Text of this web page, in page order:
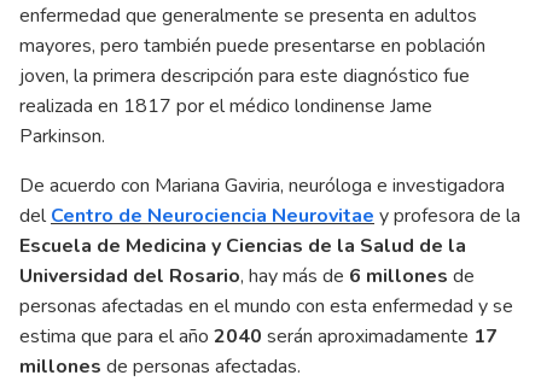
enfermedad que generalmente se presenta en adultos
mayores, pero también puede presentarse en población
joven, la primera descripción para este diagnóstico fue
realizada en 1817 por el médico londinense Jame
Parkinson.
De acuerdo con Mariana Gaviria, neuróloga e investigadora
delCentro de Neurociencia Neurovitae y profesora de la
Escuela de Medicina y Ciencias de la Salud de la
Universidad del Rosario, hay más de 6 millones de
personas afectadas en el mundo con esta enfermedad y se
estima que para el año 2040 serán aproximadamente 17
millones de personas afectadas.